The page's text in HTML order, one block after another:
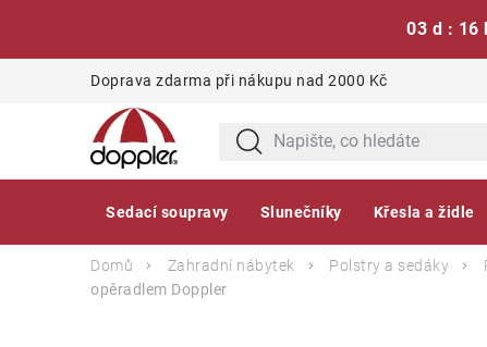
03 d : 16
Doprava zdarma při nákupu nad 2000 Kč
Sedací soupravy Slunečníky Křesla a židle
Domů Zahradní nábytek Polstry a sedáky
opěradlem Doppler